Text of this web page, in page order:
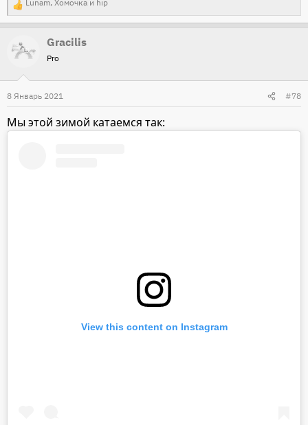
Р
е
а
к
и
и
:
Lunam, Хомочка и hip
Gracilis
Pro
8 Январь 2021 #78
Мы этой зимой катаемся так:
View this content on Instagram